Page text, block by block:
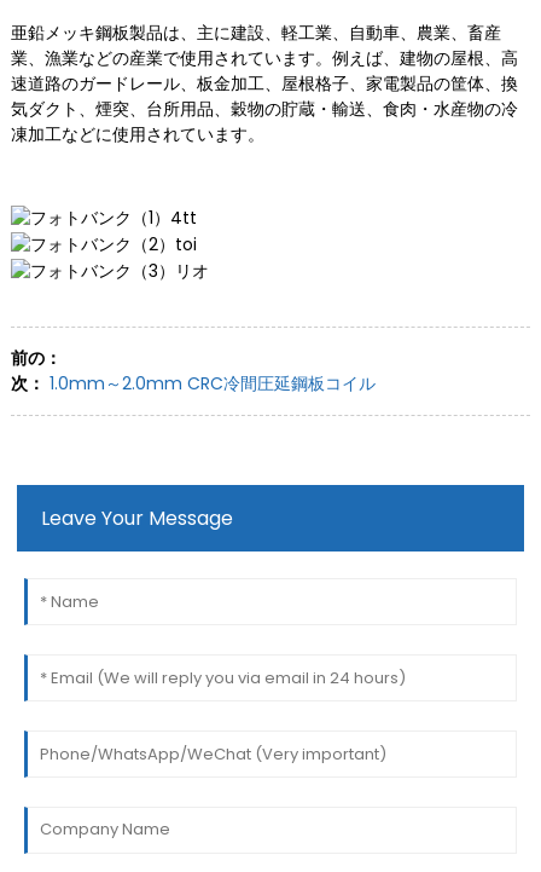
亜鉛メッキ鋼板製品は、主に建設、軽工業、自動車、農業、畜産
業、漁業などの産業で使用されています。例えば、建物の屋根、高
速道路のガードレール、板金加工、屋根格子、家電製品の筐体、換
気ダクト、煙突、台所用品、穀物の貯蔵・輸送、食肉・水産物の冷
凍加工などに使用されています。
前の：
次： 1.0mm～2.0mm CRC冷間圧延鋼板コイル
Leave Your Message